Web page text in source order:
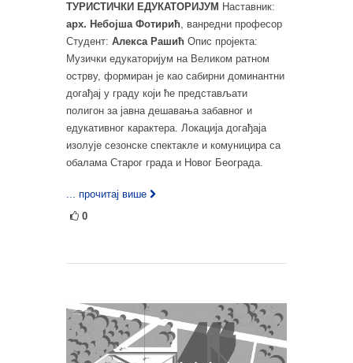
ТУРИСТИЧКИ ЕДУКАТОРИЈУМ Наставник:
арх. Небојша Фотирић , ванредни професор
Студент: Алекса Рашић Опис пројекта:
Музички едукаторијум на Великом ратном
острву, формиран је као сабирни доминантни
догађај у граду који ће представљати
полигон за јавна дешавања забавног и
едукативног карактера. Локација догађаја
изолује сезонске спектакле и комуницира са
обалама Старог града и Новог Београда.
... прочитај више
0